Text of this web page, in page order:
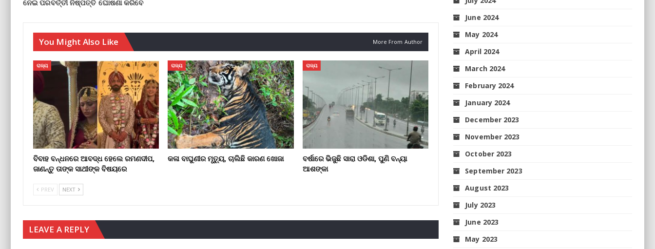
ନେଇ ପରବର୍ତ୍ତୀ ନିଷ୍ପତ୍ତି ଘୋଷଣା କରିବେ
You Might Also Like More From Author
ରାଜ୍ୟ
ବିବାହ ବନ୍ଧନରେ ଆବଦ୍ଧ ହେଲେ ରମଣଦୀପ,
ଜାଣନ୍ତୁ ତାଙ୍କ ସାଥୀଙ୍କ ବିଷୟରେ
ରାଜ୍ୟ
କଳା ବାଘୁଣୀର ମୃତ୍ୟୁ, ଚାଲିଛି କାରଣ ଖୋଜା
ରାଜ୍ୟ
ବର୍ଷାରେ ଭିଜୁଛି ସାରା ଓଡିଶା, ପୁଣି ବନ୍ୟା
ଆଶଙ୍କା
PREV NEXT
LEAVE A REPLY
June 2024
May 2024
April 2024
March 2024
February 2024
January 2024
December 2023
November 2023
October 2023
September 2023
August 2023
July 2023
June 2023
May 2023